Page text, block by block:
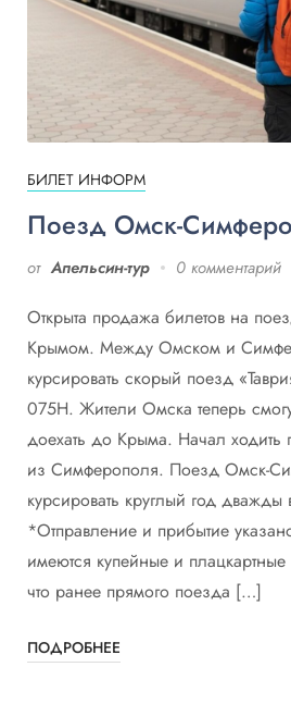
БИЛЕТ ИНФОРМ
Поезд Омск-
от Апельсин-тур 0 комментарий
Открыта продажа билетов на
Крымом. Между Омском и
курсировать скорый поезд
075Н. Жители Омска теперь
доехать до Крыма. Начал
из Симферополя. Поезд Омск-
курсировать круглый год
*Отправление и прибытие
имеются купейные и
что ранее прямого поезда […]
ПОДРОБНЕЕ